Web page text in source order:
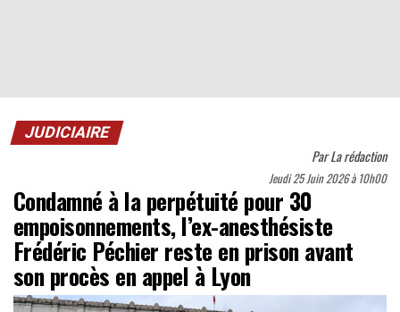
JUDICIAIRE
ParLa rédaction
Jeudi 25 Juin 2026 à 10h00
Condamné à la perpétuité pour 30
empoisonnements, l’ex-anesthésiste
Frédéric Péchier reste en prison avant
son procès en appel à Lyon